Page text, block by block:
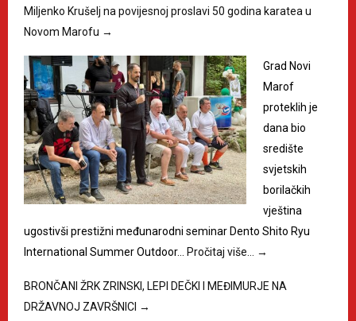
Miljenko Krušelj na povijesnoj proslavi 50 godina karatea u
Novom Marofu →
Grad Novi
Marof
proteklih je
dana bio
središte
svjetskih
borilačkih
vještina
ugostivši prestižni međunarodni seminar Dento Shito Ryu
International Summer Outdoor… Pročitaj više… →
BRONČANI ŽRK ZRINSKI, LEPI DEČKI I MEĐIMURJE NA
DRŽAVNOJ ZAVRŠNICI →